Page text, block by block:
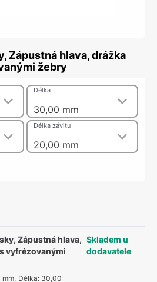
Zápustná hlava, drážka
žebry
30,00 mm
Délka
20,00 mm
Délka závitu
Zápustná hlava,
vyfrézovanými
, Délka: 30,00
Skladem u
dodavatele